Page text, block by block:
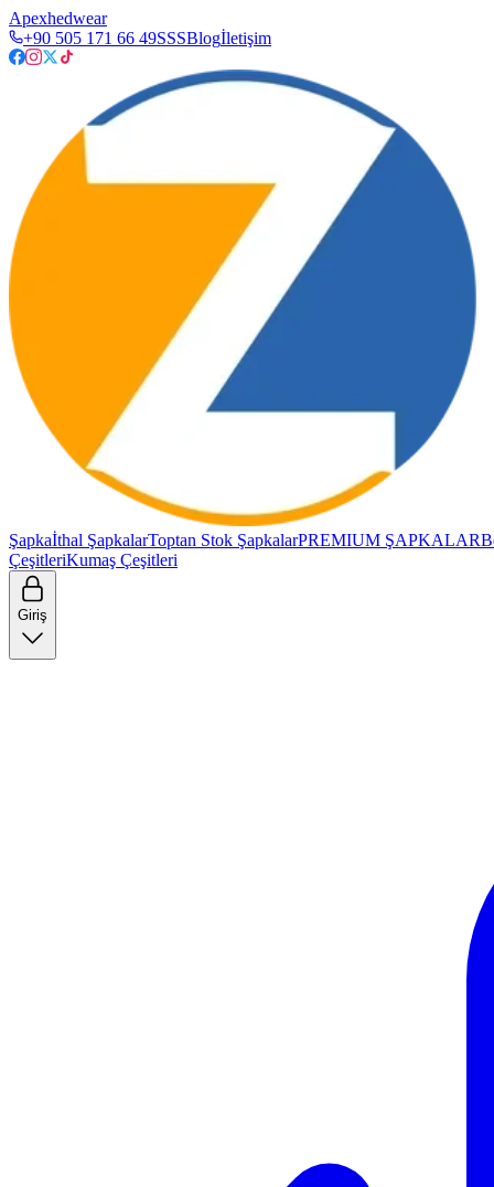
Apexhedwear
+90 505 171 66 49SSSBlogİletişim
Şapkaİthal ŞapkalarToptan Stok ŞapkalarPREMIUM ŞAPKALAR
ÇeşitleriKumaş Çeşitleri
Giriş